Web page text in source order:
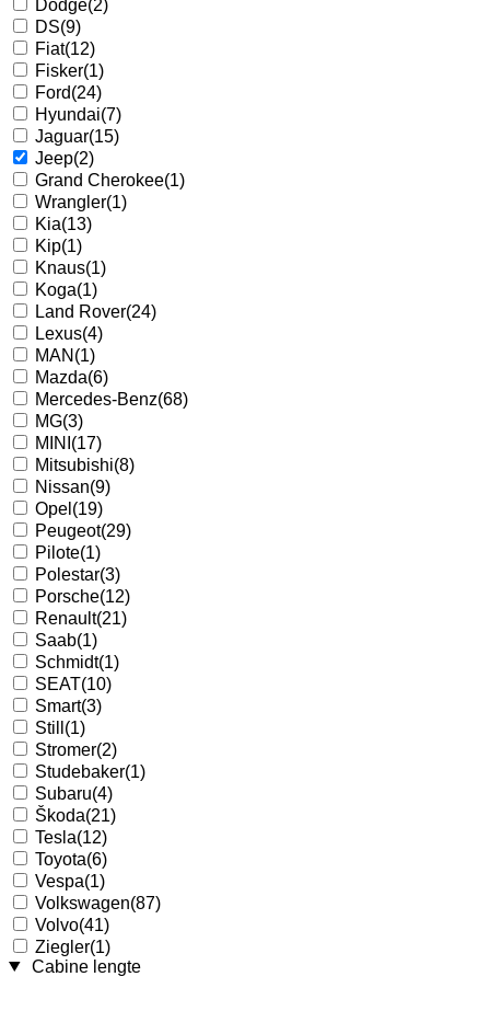
Dodge(2)
DS(9)
Fiat(12)
Fisker(1)
Ford(24)
Hyundai(7)
Jaguar(15)
Jeep(2)
Grand Cherokee(1)
Wrangler(1)
Kia(13)
Kip(1)
Knaus(1)
Koga(1)
Land Rover(24)
Lexus(4)
MAN (1)
Mazda(6)
Mercedes-Benz(68)
MG(3)
MINI (17)
Mitsubishi(8)
Nissan(9)
Opel (19)
Peugeot(29)
Pilote(1)
Polestar(3)
Porsche(12)
Renault(21)
Saab(1)
Schmidt(1)
SEAT(10)
Smart(3)
Still (1)
Stromer(2)
Studebaker(1)
Subaru(4)
Škoda(21)
Tesla(12)
Toyota(6)
Vespa(1)
Volkswagen(87)
Volvo(41)
Ziegler(1)
Cabine lengte